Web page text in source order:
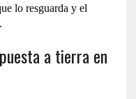
lo resguarda y el
a tierra en